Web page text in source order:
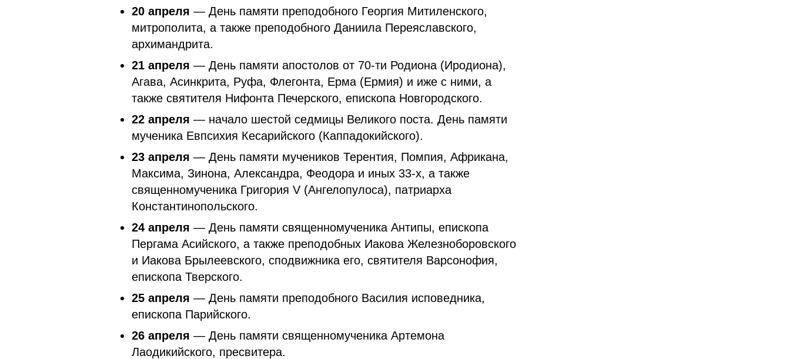
20 апреля — День памяти преподобного Георгия Митиленского,
митрополита, а также преподобного Даниила Переяславского,
архимандрита.
21 апреля — День памяти апостолов от 70-ти Родиона (Иродиона),
Агава, Асинкрита, Руфа, Флегонта, Ерма (Ермия) и иже с ними, а
также святителя Нифонта Печерского, епископа Новгородского.
22 апреля — начало шестой седмицы Великого поста. День памяти
мученика Евпсихия Кесарийского (Каппадокийского).
23 апреля — День памяти мучеников Терентия, Помпия, Африкана,
Максима, Зинона, Александра, Феодора и иных 33-х, а также
священномученика Григория V (Ангелопулоса), патриарха
Константинопольского.
24 апреля — День памяти священномученика Антипы, епископа
Пергама Асийского, а также преподобных Иакова Железноборовского
и Иакова Брылеевского, сподвижника его, святителя Варсонофия,
епископа Тверского.
25 апреля — День памяти преподобного Василия исповедника,
епископа Парийского.
26 апреля — День памяти священномученика Артемона
Лаодикийского, пресвитера.